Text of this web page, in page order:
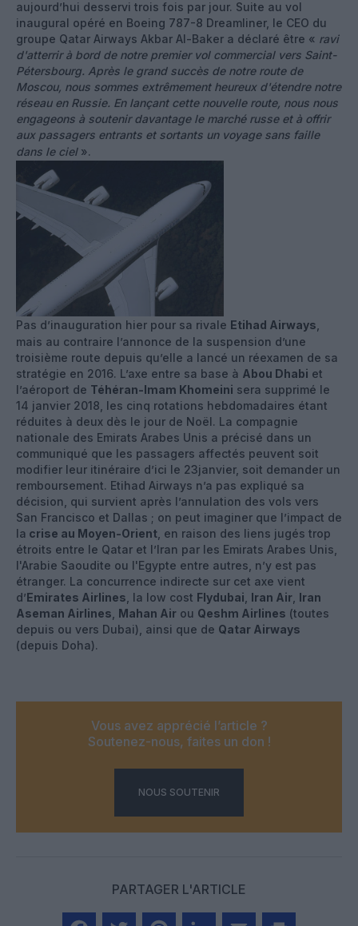
aujourd’hui desservi trois fois par jour. Suite au vol
inaugural opéré en Boeing 787-8 Dreamliner, le CEO du
groupe Qatar Airways Akbar Al-Baker a déclaré être « ravi
d'atterrir à bord de notre premier vol commercial vers Saint-
Pétersbourg. Après le grand succès de notre route de
Moscou, nous sommes extrêmement heureux d'étendre notre
réseau en Russie. En lançant cette nouvelle route, nous nous
engageons à soutenir davantage le marché russe et à offrir
aux passagers entrants et sortants un voyage sans faille
dans le ciel».
Pas d’inauguration hier pour sa rivale Etihad Airways
mais au contraire l’annonce de la suspension d’une
troisième route depuis qu’elle a lancé un réexamen de sa
stratégie en 2016. L’axe entre sa base à Abou Dhabi et
l’aéroport de Téhéran-Imam Khomeini sera supprimé le
14 janvier 2018, les cinq rotations hebdomadaires étant
réduites à deux dès le jour de Noël. La compagnie
nationale des Emirats Arabes Unis a précisé dans un
communiqué que les passagers affectés peuvent soit
modifier leur itinéraire d’ici le 23janvier, soit demander un
remboursement. Etihad Airways n’a pas expliqué sa
décision, qui survient après l’annulation des vols vers
San Francisco et Dallas ; on peut imaginer que l’impact de
la crise au Moyen-Orient , en raison des liens jugés trop
étroits entre le Qatar et l’Iran par les Emirats Arabes Unis,
l'Arabie Saoudite ou l'Egypte entre autres, n’y est pas
étranger. La concurrence indirecte sur cet axe vient
d’Emirates Airlines , la low cost Flydubai Iran Air Iran
Aseman Airlines Mahan Air ou Qeshm Airlines (toutes
depuis ou vers Dubai), ainsi que de Qatar Airways
(depuis Doha).
Vous avez apprécié l’article ?
Soutenez-nous, faites un don !
NOUS SOUTENIR
PARTAGER L'ARTICLE